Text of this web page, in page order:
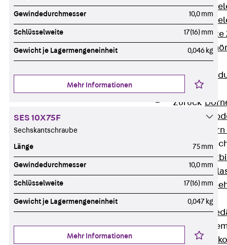
Verbindung
Zurück
Zurück
Querkraftdorn
Zurück
Wärmedämmung
Zurück
Zurück
Gewindedurchmesser 10,0 mm
Schlüsselweite 17(16) mm
Gewicht je Lagermengeneinheit 0,046 kg
Mehr Informationen
SES 10X75F
Sechskantschraube
Länge 75 mm
Gewindedurchmesser 10,0 mm
Schlüsselweite 17(16) mm
Gewicht je Lagermengeneinheit 0,047 kg
Mehr Informationen